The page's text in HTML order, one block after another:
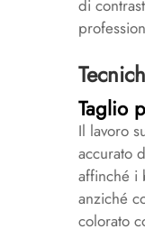
di
Taglio
Il lavoro
accurato
affinché i
anziché
colorato